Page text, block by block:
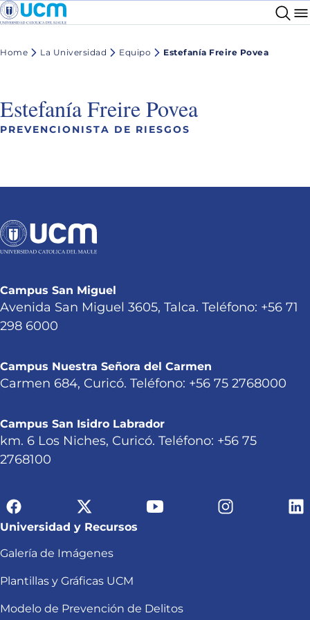
Home La Universidad Equipo Estefanía Freire Povea
Estefanía Freire Povea
PREVENCIONISTA DE RIESGOS
Campus San Miguel
Avenida San Miguel 3605, Talca. Teléfono: +56 71
298 6000
Campus Nuestra Señora del Carmen
Carmen 684, Curicó. Teléfono: +56 75 2768000
Campus San Isidro Labrador
km. 6 Los Niches, Curicó. Teléfono: +56 75
2768100
Universidad y Recursos
Galería de Imágenes
Plantillas y Gráficas UCM
Modelo de Prevención de Delitos